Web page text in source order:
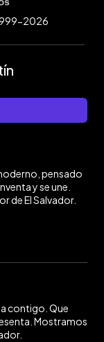
2026
pensado
y se une.
de El Salvador.
contigo. Que
Mostramos